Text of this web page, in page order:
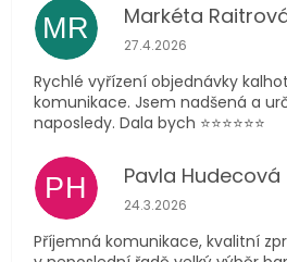
MR Markéta
Hodnocení obchodu
27.4.2026
Rychlé vyřízení objednávky
komunikace. Jsem nadšená a
naposledy. Dala bych ⭐️⭐️⭐️⭐️⭐️⭐️
PH Pavla Hudecová
Hodnocení obchodu
24.3.2026
Příjemná komunikace, kvalitní